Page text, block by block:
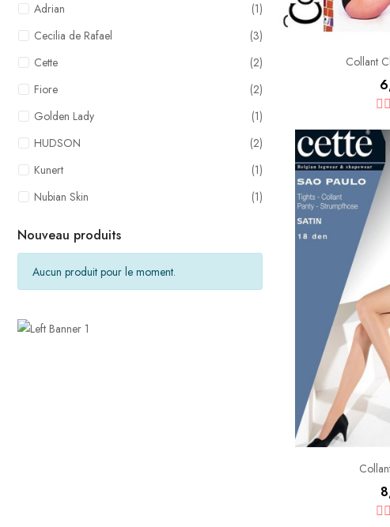
Adrian
(1)
Cecilia de Rafael
(3)
Cette
(2)
Fiore
(2)
Golden Lady
(1)
HUDSON
(2)
Kunert
(1)
Nubian Skin
(1)
Nouveau produits
Aucun produit pour le moment.
Collant